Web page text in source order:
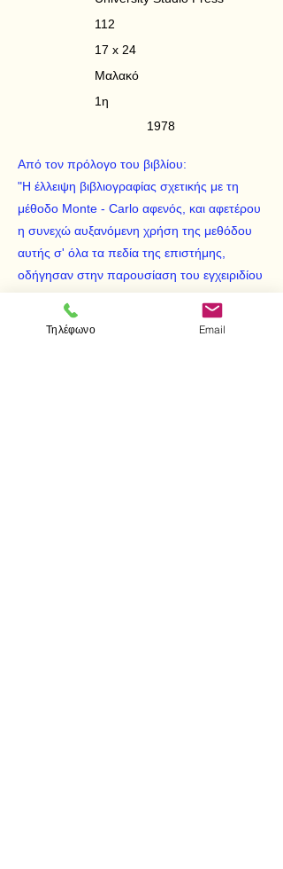
112
17 x 24
Μαλακό
1η
1978
Από τον πρόλογο του βιβλίου:
"Η έλλειψη βιβλιογραφίας σχετικής με τη
μέθοδο Monte - Carlo αφενός, και αφετέρου
η συνεχώ αυξανόμενη χρήση της μεθόδου
αυτής σ' όλα τα πεδία της επιστήμης,
οδήγησαν στην παρουσίαση του εγχειριδίου
αυτού
Στην προσπάθεια αυτή θεωρήθηκε σκόπιμο
Τηλέφωνο Email